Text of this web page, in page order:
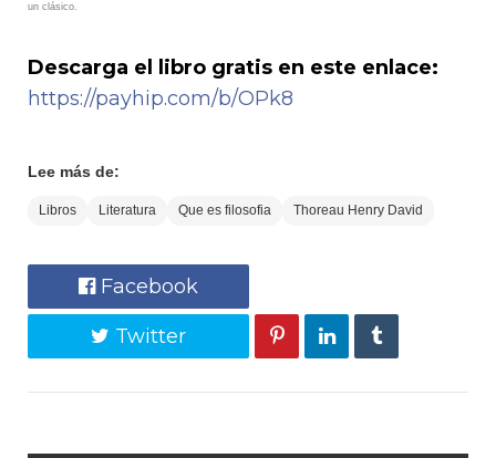
un clásico.
Descarga el libro gratis en este enlace:
https://payhip.com/b/OPk8
Lee más de:
Libros Literatura Que es filosofia Thoreau Henry David
Facebook
Twitter